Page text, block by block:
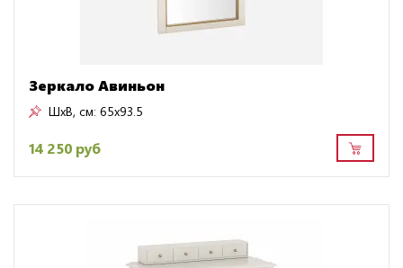
Зеркало Авиньон
ШxВ, см: 65x93.5
14 250 руб